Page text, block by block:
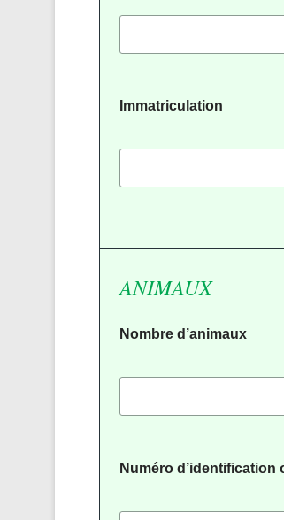
Immatriculation
ANIMAUX
Nombre d’animaux
Numéro d’identification